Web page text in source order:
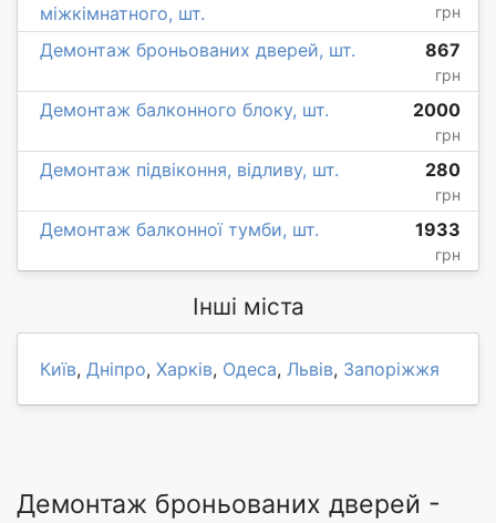
міжкімнатного, шт.
грн
Демонтаж броньованих дверей, шт. 867
грн
Демонтаж балконного блоку, шт. 2000
грн
Демонтаж підвіконня, відливу, шт. 280
грн
Демонтаж балконної тумби, шт. 1933
грн
Інші міста
Київ, Дніпро, Харків, Одеса, Львів, Запоріжжя
Демонтаж броньованих дверей -